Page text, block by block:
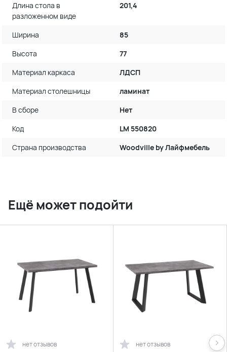
Длина стола в
разложенном виде
201,4
Ширина
85
Высота
77
Материал каркаса
ЛДСП
Материал столешницы
ламинат
В сборе
Нет
Код
LM 550820
Страна производства
Woodville by Лайфмебель
Ещё может подойти
нет отзывов нет отзывов